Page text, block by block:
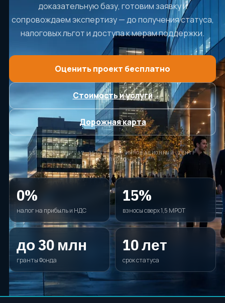
ДОПОЛНИТЕЛЬНО
О компании
Контакты
Спросить ИИ
ПРОВЕРИМ ПРОЕКТ И СОБЕРЁМ МАРШРУТ
ЗАЯВКИ
СВЯЗАТЬСЯ С НАМИ
+7 920-898-17-18
reestrgarant@mail.ru
Подать заявку
доказательную базу, готовим заявку и
сопровождаем экспертизу — до получения статуса,
налоговых льгот и доступа к мерам поддержки.
Оценить проект бесплатно
Стоимость и услуги
Дорожная карта
55.6866° N · 37.3505° E — ИННОВАЦИОННЫЙ ЦЕНТР
«СКОЛКОВО»
0%
налог на прибыль и НДС
15%
взносы сверх 1,5 МРОТ
до 30 млн
гранты Фонда
10 лет
срок статуса